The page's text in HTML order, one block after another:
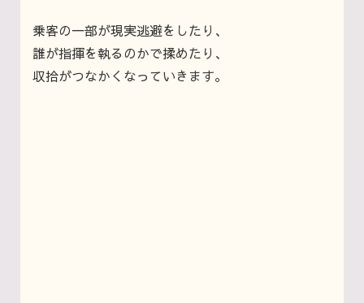
乗客の一部が現実逃避をしたり、
誰が指揮を執るのかで揉めたり、
収拾がつなかくなっていきます。